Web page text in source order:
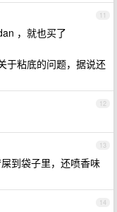
11
，就也买了
于粘底的问题，据说还
12
13
到袋子里，还喷香味
14